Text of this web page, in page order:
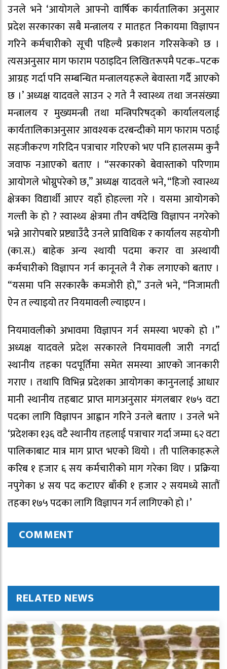
उनले भने ‘आयोगले आफ्नो वार्षिक कार्यतालिका अनुसार
प्रदेश सरकारका सबै मन्त्रालय र मातहत निकायमा विज्ञापन
गरिने कर्मचारीको सूची पहिल्यै प्रकाशन गरिसकेको छ ।
त्यसअनुसार माग फाराम पठाइदिन लिखितरूपमै पटक–पटक
आग्रह गर्दा पनि सम्बन्धित मन्त्रालयहरूले बेवास्ता गर्दै आएको
छ ।’ अध्यक्ष यादवले साउन २ गते नै स्वास्थ्य तथा जनसंख्या
मन्त्रालय र मुख्यमन्त्री तथा मन्त्रिपरिषद्को कार्यालयलाई
कार्यतालिकाअनुसार आवश्यक दरबन्दीको माग फाराम पठाई
सहजीकरण गरिदिन पत्राचार गरिएको भए पनि हालसम्म कुनै
जवाफ नआएको बताए । “सरकारको बेवास्ताको परिणाम
आयोगले भोग्नुपरेको छ,” अध्यक्ष यादवले भने, “हिजो स्वास्थ्य
क्षेत्रका विद्यार्थी आएर यहाँ होहल्ला गरे । यसमा आयोगको
गल्ती के हो ? स्वास्थ्य क्षेत्रमा तीन वर्षदेखि विज्ञापन नगरेको
भन्ने आरोपबारे प्रष्ट्याउँदै उनले प्राविधिक र कार्यालय सहयोगी
(का.स.) बाहेक अन्य स्थायी पदमा करार वा अस्थायी
कर्मचारीको विज्ञापन गर्न कानूनले नै रोक लगाएको बताए ।
“यसमा पनि सरकारकै कमजोरी हो,” उनले भने, “निजामती
ऐन त ल्याइयो तर नियमावली ल्याइएन ।
नियमावलीको अभावमा विज्ञापन गर्न समस्या भएको हो ।”
अध्यक्ष यादवले प्रदेश सरकारले नियमावली जारी नगर्दा
स्थानीय तहका पदपूर्तिमा समेत समस्या आएको जानकारी
गराए । तथापि विभिन्न प्रदेशका आयोगका कानुनलाई आधार
मानी स्थानीय तहबाट प्राप्त मागअनुसार मंगलबार १७५ वटा
पदका लागि विज्ञापन आह्वान गरिने उनले बताए । उनले भने
‘प्रदेशका १३६ वटै स्थानीय तहलाई पत्राचार गर्दा जम्मा ६२ वटा
पालिकाबाट मात्र माग प्राप्त भएको थियो । ती पालिकाहरूले
करिब १ हजार ६ सय कर्मचारीको माग गरेका थिए । प्रक्रिया
नपुगेका ४ सय पद कटाएर बाँकी १ हजार २ सयमध्ये सातौं
तहका १७५ पदका लागि विज्ञापन गर्न लागिएको हो ।’
COMMENT
RELATED NEWS